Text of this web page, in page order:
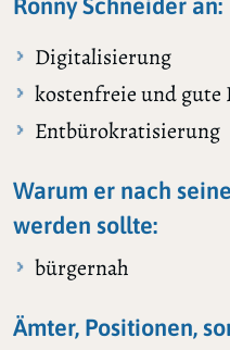
Ronny Schneider an:
Digitalisierung
kostenfreie und gute
Entbürokratisierung
Warum er nach
werden sollte:
bürgernah
Ämter, Positionen,